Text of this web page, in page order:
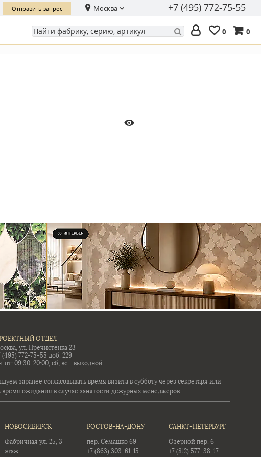
Отправить запрос Москва +7 (495) 772-75-55
0 0
ОТДЕЛ
ул. Пречистенка 23
(495) 772-75-55 доб. 229
пт: 09:30-20:00, сб, вс - выходной
заранее согласовывать время визита в субботу через секретаря или
ожидания в случае занятости дежурных менеджеров.
НОВОСИБИРСК
Фабричная ул. 25, 3
этаж
РОСТОВ-НА-ДОНУ
пер. Семашко 69
+7 (863) 303-61-15
САНКТ-ПЕТЕРБУРГ
Озерной пер. 6
+7 (812) 577-38-17